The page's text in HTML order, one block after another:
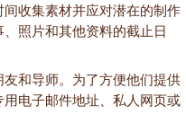
收集素材并应对潜在的制作
照片和其他资料的截止日
和导师。为了方便他们提供
电子邮件地址、私人网页或